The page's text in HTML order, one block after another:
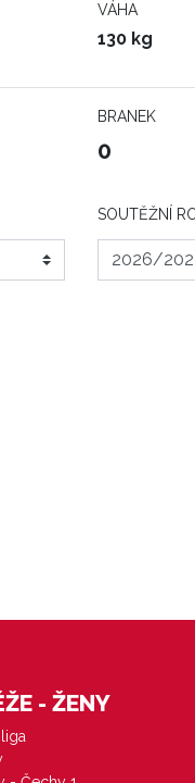
VÁHA
130 kg
BRANEK
0
SOUTĚŽNÍ
- ŽENY